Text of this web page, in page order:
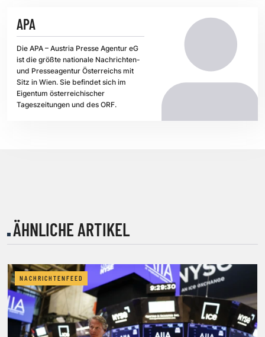
APA
Die APA – Austria Presse Agentur eG
ist die größte nationale Nachrichten-
und Presseagentur Österreichs mit
Sitz in Wien. Sie befindet sich im
Eigentum österreichischer
Tageszeitungen und des ORF.
ÄHNLICHE ARTIKEL
NACHRICHTENFEED